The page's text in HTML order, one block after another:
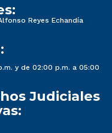
Reyes Echandía
y de 02:00 p.m. a 05:00
Judiciales